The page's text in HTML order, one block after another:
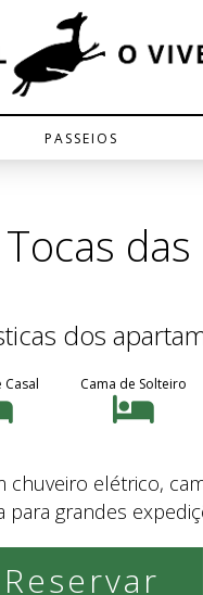
PASSEIOS
dos
Casal Cama de Solteiro
elétrico,
grandes
Reservar